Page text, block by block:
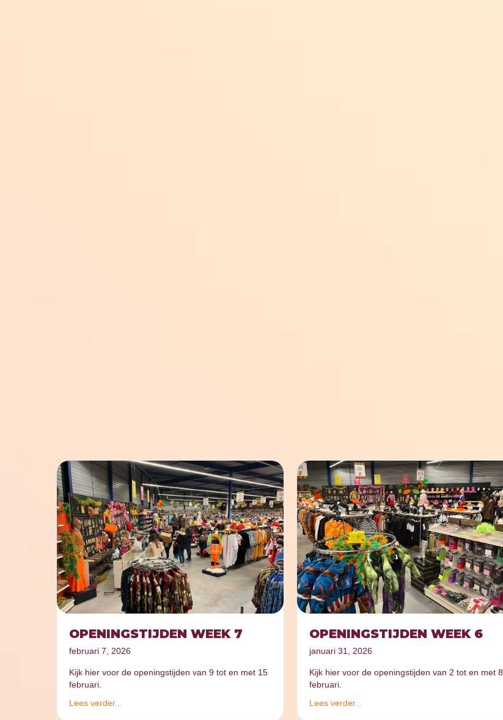
OPENINGSTIJDEN WEEK 7
februari 7, 2026
Kijk hier voor de openingstijden van 9 tot en met 15
februari.
Lees verder...
OPENINGSTIJDEN WEEK 6
januari 31, 2026
Kijk hier voor de openingstijden van 2 tot en met 8
februari.
Lees verder...